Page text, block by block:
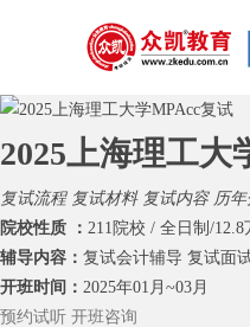
2025上海理工大
复试流程 复试材料 复试内容 历
院校性质 ： 211院校 / 全日制/12.8
辅导内容： 复试会计辅导 复试面
开班时间： 2025年01月~03月
预约试听 开班咨询